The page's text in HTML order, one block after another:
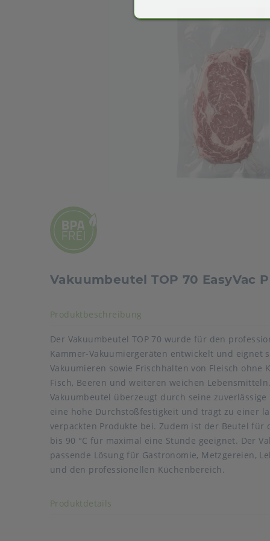
Vakuumbeutel TOP 70 EasyVac
Produktbeschreibung
Der Vakuumbeutel TOP 70 wurde für den
Kammer-Vakuumiergeräten entwickelt und eignet
Vakuumieren sowie Frischhalten von Fleisch ohne
Fisch, Beeren und weiteren weichen
Vakuumbeutel überzeugt durch seine
eine hohe Durchstoßfestigkeit und trägt zu einer
verpackten Produkte bei. Zudem ist der Beutel für
bis 90 °C für maximal eine Stunde geeignet. Der
passende Lösung für Gastronomie, Metzgereien,
und den professionellen Küchenbereich.
Produktdetails